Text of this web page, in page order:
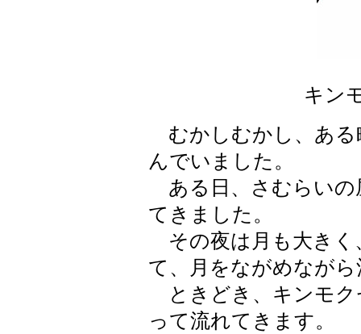
キン
むかしむかし、ある
んでいました。
ある日、さむらいの
てきました。
その夜は月も大きく
て、月をながめなが
ときどき、キンモク
って流れてきます。